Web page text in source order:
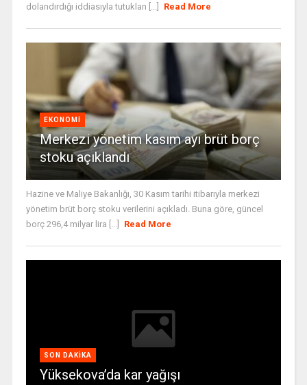
dolandırdığı iddiasıyla tutuklan [...]
Read More
EKONOMI
Merkezi yönetim kasım ayı brüt borç
stoku açıklandı
Hazine ve Maliye Bakanlığı, 30 Kasım tarihi itibarıyla merkezi
yönetim brüt borç stoku verilerini açıkladı. Buna göre, güncel
borç 296,4 milyar lira [...]
Read More
SON DAKIKA
Yüksekova’da kar yağışı